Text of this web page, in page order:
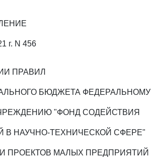
г. N 456
ПРАВИЛ
БЮДЖЕТА ФЕДЕРАЛЬНОМУ
"ФОНД СОДЕЙСТВИЯ
НАУЧНО-ТЕХНИЧЕСКОЙ СФЕРЕ"
ПРОЕКТОВ МАЛЫХ ПРЕДПРИЯТИЙ